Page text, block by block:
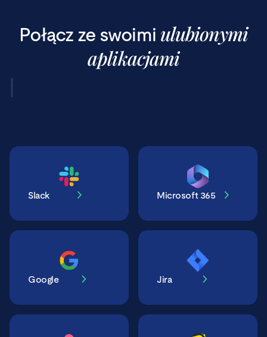
Połącz ze swoimi ulubionymi
aplikacjami
Slack Microsoft 365
Google Jira